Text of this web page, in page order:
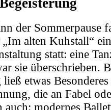
der Sommerpause
alten Kuhstall“
statt: eine
sie überschrieben.
etwas
die an Fabel
auch: modernes